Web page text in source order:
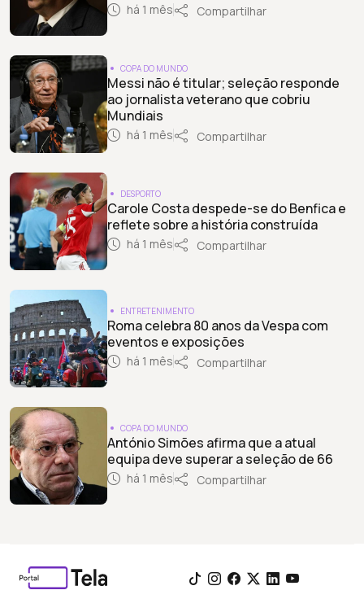
há 1 mês Compartilhar
COPA DO MUNDO
Messi não é titular; seleção responde
ao jornalista veterano que cobriu
Mundiais
há 1 mês Compartilhar
DESPORTO
Carole Costa despede-se do Benfica e
reflete sobre a história construída
há 1 mês Compartilhar
ENTRETENIMENTO
Roma celebra 80 anos da Vespa com
eventos e exposições
há 1 mês Compartilhar
COPA DO MUNDO
António Simões afirma que a atual
equipa deve superar a seleção de 66
há 1 mês Compartilhar